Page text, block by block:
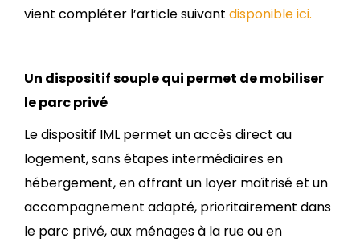
vient compléter l’article suivant disponible ici.
Un dispositif souple qui permet de mobiliser
le parc privé
Le dispositif IML permet un accès direct au
logement, sans étapes intermédiaires en
hébergement, en offrant un loyer maîtrisé et un
accompagnement adapté, prioritairement dans
le parc privé, aux ménages à la rue ou en